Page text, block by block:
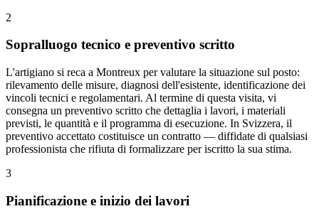
2
Sopralluogo tecnico e preventivo scritto
L'artigiano si reca a Montreux per valutare la situazione sul posto:
rilevamento delle misure, diagnosi dell'esistente, identificazione dei
vincoli tecnici e regolamentari. Al termine di questa visita, vi
consegna un preventivo scritto che dettaglia i lavori, i materiali
previsti, le quantità e il programma di esecuzione. In Svizzera, il
preventivo accettato costituisce un contratto — diffidate di qualsiasi
professionista che rifiuta di formalizzare per iscritto la sua stima.
3
Pianificazione e inizio dei lavori